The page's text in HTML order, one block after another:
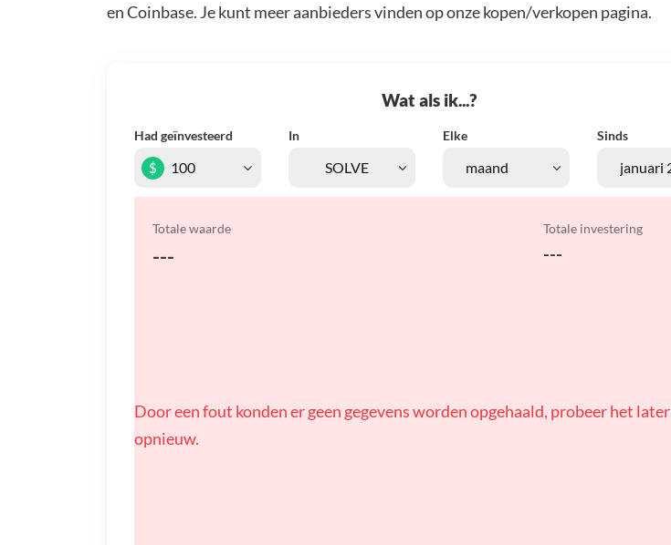
en Coinbase. Je kunt meer aanbieders vinden op onze kopen/verkopen pagina.
Wat als ik...?
Had geïnvesteerd In Elke Sinds
$
Totale waarde
---
Totale investering
---
Door een fout konden er geen gegevens worden opgehaald, probeer het later
opnieuw.